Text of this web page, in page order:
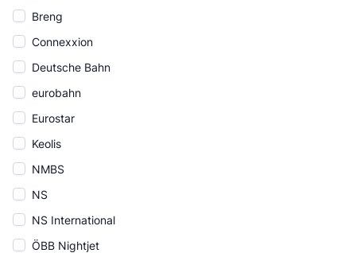
Breng
Connexxion
Deutsche Bahn
eurobahn
Eurostar
Keolis
NMBS
NS
NS International
ÖBB Nightjet